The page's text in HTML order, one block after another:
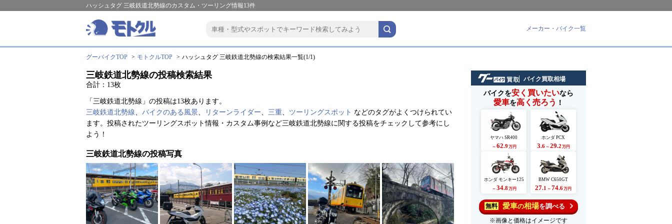
ハッシュタグ 三岐鉄道北勢線のカスタム・ツーリング情報13件
メーカー・バイク一覧
グーバイクTOP モトクルTOP ハッシュタグ 三岐鉄道北勢線の検索結果一覧(1/1)
三岐鉄道北勢線の投稿検索結果
合計：13枚
「三岐鉄道北勢線」の投稿は13枚あります。
三岐鉄道北勢線、 バイクのある風景、 リターンライダー、 三重、 ツーリングスポット などのタグがよくつけられてい
ます。投稿されたツーリングスポット情報・カスタム事例など三岐鉄道北勢線に関する投稿をチェックして参考にし
よう！
三岐鉄道北勢線の投稿写真
バイク買取相場
バイクを安く買いたいなら
愛車を高く売ろう ！
ヤマハ SR400
～ 62.9 万円
ホンダ PCX
3.6 ～ 29.2 万円
ホンダ モンキー125
～ 34.8万円
BMW C650GT
27.1 ～ 74.6万円
無料 愛車の相場を調べる
※画像と価格はイメージです